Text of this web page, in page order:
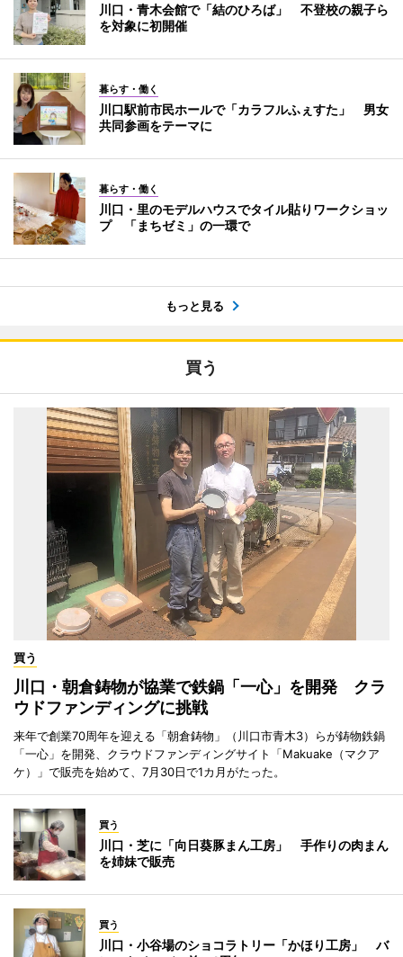
川口・青木会館で「結のひろば」 不登校の親子ら
を対象に初開催
暮らす・働く
川口駅前市民ホールで「カラフルふぇすた」 男女
共同参画をテーマに
暮らす・働く
川口・里のモデルハウスでタイル貼りワークショッ
プ 「まちゼミ」の一環で
もっと見る
買う
買う
川口・朝倉鋳物が協業で鉄鍋「一心」を開発 クラ
ウドファンディングに挑戦
来年で創業70周年を迎える「朝倉鋳物」（川口市青木3）らが鋳物鉄鍋
「一心」を開発、クラウドファンディングサイト「Makuake（マクア
ケ）」で販売を始めて、7月30日で1カ月がたった。
買う
川口・芝に「向日葵豚まん工房」 手作りの肉まん
を姉妹で販売
買う
川口・小谷場のショコラトリー「かほり工房」 バ